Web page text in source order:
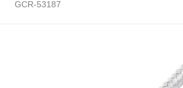
GCR-53187